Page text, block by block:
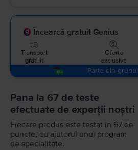
Încearcă gratuit Genius
Transport
gratuit
Oferte
exclusive
Parte din grupul
Pana la 67 de teste
efectuate de experții noștri
Fiecare produs este testat în 67 de
puncte, cu ajutorul unui program
de specialitate.